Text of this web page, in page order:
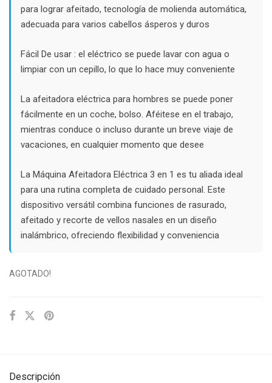
para lograr afeitado, tecnología de molienda automática,
adecuada para varios cabellos ásperos y duros
Fácil De usar : el eléctrico se puede lavar con agua o
limpiar con un cepillo, lo que lo hace muy conveniente
La afeitadora eléctrica para hombres se puede poner
fácilmente en un coche, bolso. Aféitese en el trabajo,
mientras conduce o incluso durante un breve viaje de
vacaciones, en cualquier momento que desee
La Máquina Afeitadora Eléctrica 3 en 1 es tu aliada ideal
para una rutina completa de cuidado personal. Este
dispositivo versátil combina funciones de rasurado,
afeitado y recorte de vellos nasales en un diseño
inalámbrico, ofreciendo flexibilidad y conveniencia
AGOTADO!
Descripción